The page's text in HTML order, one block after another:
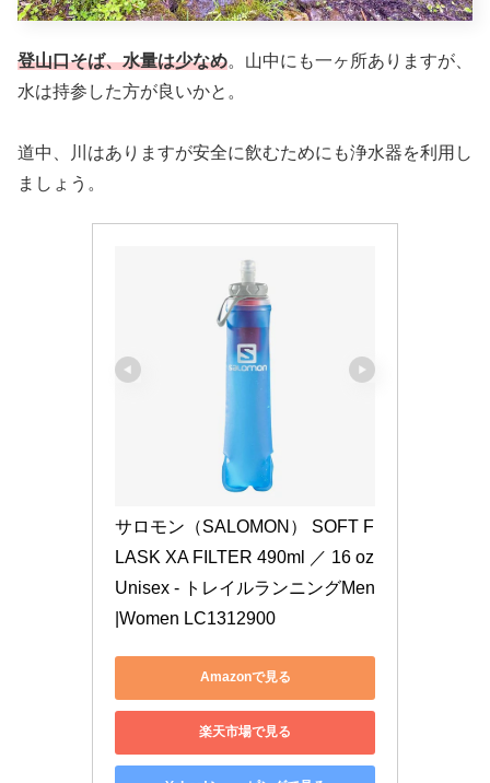
登山口そば、水量は少なめ。山中にも一ヶ所ありますが、
水は持参した方が良いかと。
道中、川はありますが安全に飲むためにも浄水器を利用し
ましょう。
サロモン（SALOMON） SOFT F
LASK XA FILTER 490ml ／ 16 oz
Unisex - トレイルランニングMen
|Women LC1312900
Amazonで見る
楽天市場で見る